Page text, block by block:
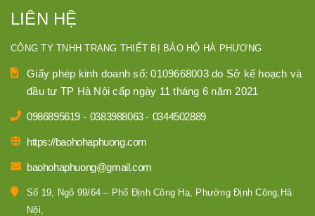
LIÊN HỆ
CÔNG TY TNHH TRANG THIẾT BỊ BẢO HỘ HÀ PHƯƠNG
Giấy phép kinh doanh số: 0109668003 do Sở kế hoạch và
đầu tư TP Hà Nội cấp ngày 11 tháng 6 năm 2021
0986895619 - 0383988063- 0344502889
https://baohohaphuong.com
baohohaphuong@gmail.com
Số 19, Ngõ 99/64 – Phố Định Công Hạ, Phường Định Công,Hà
Nội,